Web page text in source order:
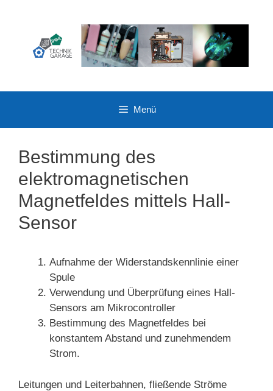
Menü
Bestimmung des
elektromagnetischen
Magnetfeldes mittels Hall-
Sensor
Aufnahme der Widerstandskennlinie einer
Spule
Verwendung und Überprüfung eines Hall-
Sensors am Mikrocontroller
Bestimmung des Magnetfeldes bei
konstantem Abstand und zunehmendem
Strom.
Leitungen und Leiterbahnen, fließende Ströme